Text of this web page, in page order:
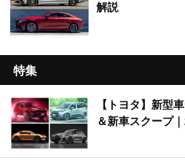
解説
特集
【トヨタ】新型
＆新車スクープ